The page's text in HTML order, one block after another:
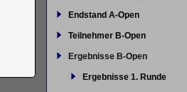
Endstand A-Open
Teilnehmer B-Open
Ergebnisse B-Open
Ergebnisse 1. Runde